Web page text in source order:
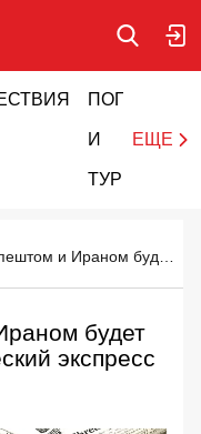
ПОГОДА
И
ТУРИЗМ
ЕЩЕ
будет
экспресс